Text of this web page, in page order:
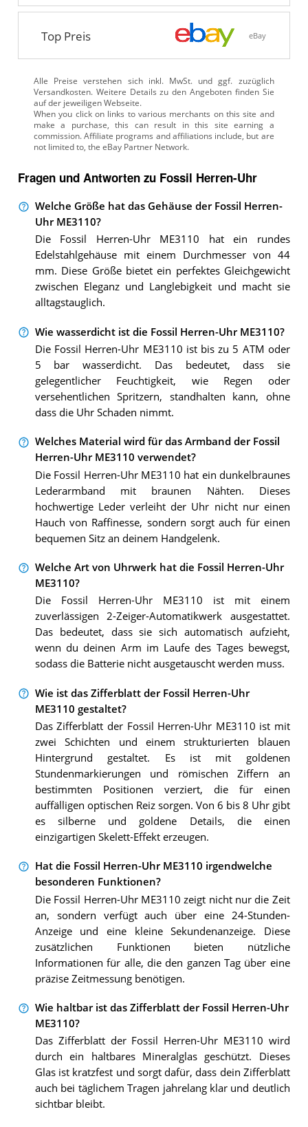
Top Preis eBay
Alle Preise verstehen sich inkl. MwSt. und ggf. zuzüglich
Versandkosten. Weitere Details zu den Angeboten finden Sie
auf der jeweiligen Webseite.
Fragen und Antworten zu Fossil Herren-Uhr
Welche Größe hat das Gehäuse der Fossil Herren-
Uhr ME3110?
Die Fossil Herren-Uhr ME3110 hat ein rundes
Edelstahlgehäuse mit einem Durchmesser von 44
mm. Diese Größe bietet ein perfektes Gleichgewicht
zwischen Eleganz und Langlebigkeit und macht sie
alltagstauglich.
Wie wasserdicht ist die Fossil Herren-Uhr ME3110?
Die Fossil Herren-Uhr ME3110 ist bis zu 5 ATM oder
5 bar wasserdicht. Das bedeutet, dass sie
gelegentlicher Feuchtigkeit, wie Regen oder
versehentlichen Spritzern, standhalten kann, ohne
dass die Uhr Schaden nimmt.
Welches Material wird für das Armband der Fossil
Herren-Uhr ME3110 verwendet?
Die Fossil Herren-Uhr ME3110 hat ein dunkelbraunes
Lederarmband mit braunen Nähten. Dieses
hochwertige Leder verleiht der Uhr nicht nur einen
Hauch von Raffinesse, sondern sorgt auch für einen
bequemen Sitz an deinem Handgelenk.
Welche Art von Uhrwerk hat die Fossil Herren-Uhr
ME3110?
Die Fossil Herren-Uhr ME3110 ist mit einem
zuverlässigen 2-Zeiger-Automatikwerk ausgestattet.
Das bedeutet, dass sie sich automatisch aufzieht,
wenn du deinen Arm im Laufe des Tages bewegst,
sodass die Batterie nicht ausgetauscht werden muss.
Wie ist das Zifferblatt der Fossil Herren-Uhr
ME3110 gestaltet?
Das Zifferblatt der Fossil Herren-Uhr ME3110 ist mit
zwei Schichten und einem strukturierten blauen
Hintergrund gestaltet. Es ist mit goldenen
Stundenmarkierungen und römischen Ziffern an
bestimmten Positionen verziert, die für einen
auffälligen optischen Reiz sorgen. Von 6 bis 8 Uhr gibt
es silberne und goldene Details, die einen
einzigartigen Skelett-Effekt erzeugen.
Hat die Fossil Herren-Uhr ME3110 irgendwelche
besonderen Funktionen?
Die Fossil Herren-Uhr ME3110 zeigt nicht nur die Zeit
an, sondern verfügt auch über eine 24-Stunden-
Anzeige und eine kleine Sekundenanzeige. Diese
zusätzlichen Funktionen bieten nützliche
Informationen für alle, die den ganzen Tag über eine
präzise Zeitmessung benötigen.
Wie haltbar ist das Zifferblatt der Fossil Herren-Uhr
ME3110?
Das Zifferblatt der Fossil Herren-Uhr ME3110 wird
durch ein haltbares Mineralglas geschützt. Dieses
Glas ist kratzfest und sorgt dafür, dass dein Zifferblatt
auch bei täglichem Tragen jahrelang klar und deutlich
sichtbar bleibt.